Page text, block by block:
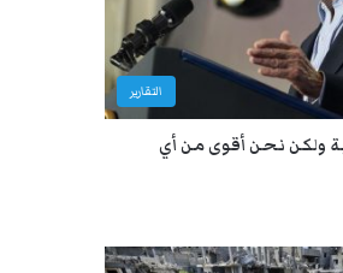
التقارير
ولكن نحن أقوى من أي